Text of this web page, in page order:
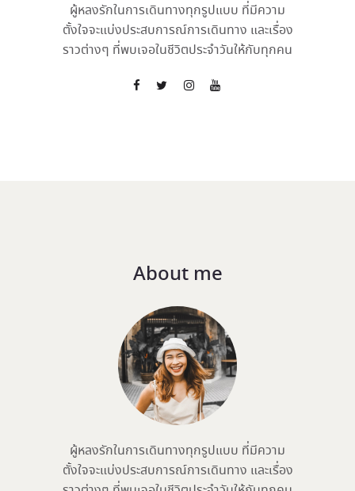
ผู้หลงรักในการเดินทางทุกรูปแบบ ที่มีความ
ตั้งใจจะแบ่งประสบการณ์การเดินทาง และเรื่อง
ราวต่างๆ ที่พบเจอในชีวิตประจำวันให้กับทุกคน
About me
ผู้หลงรักในการเดินทางทุกรูปแบบ ที่มีความ
ตั้งใจจะแบ่งประสบการณ์การเดินทาง และเรื่อง